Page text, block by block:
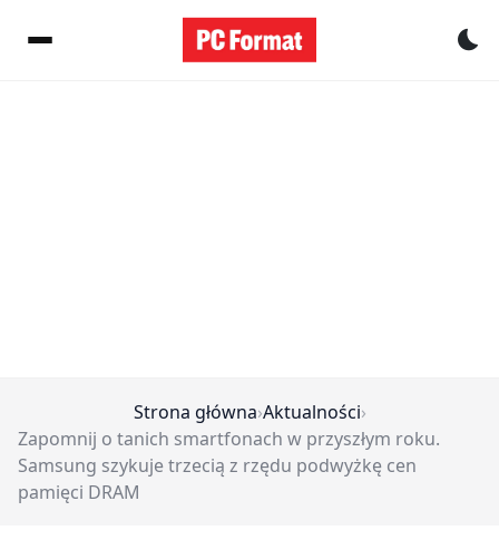
Strona główna›Aktualności›
Zapomnij o tanich smartfonach w przyszłym roku.
Samsung szykuje trzecią z rzędu podwyżkę cen
pamięci DRAM